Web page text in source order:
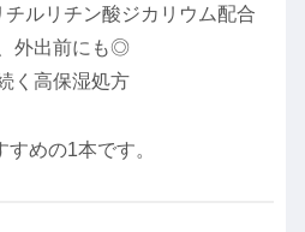
ルリチン酸ジカリウム配合
外出前にも◎
く高保湿処方
めの1本です。